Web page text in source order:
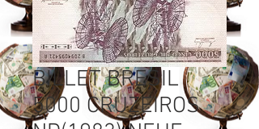
BILLET BRESIL
5000 CRUZEIROS